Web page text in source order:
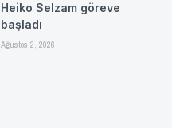
Heiko Selzam göreve
başladı
Ağustos 2, 2026